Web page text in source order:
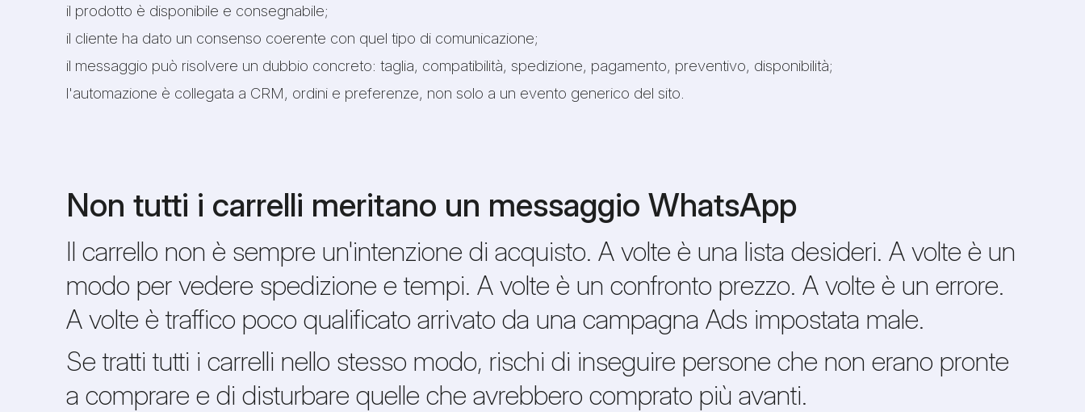
il prodotto è disponibile e consegnabile;
il cliente ha dato un consenso coerente con quel tipo di comunicazione;
il messaggio può risolvere un dubbio concreto: taglia, compatibilità, spedizione, pagamento, preventivo, disponibilità;
l'automazione è collegata a CRM, ordini e preferenze, non solo a un evento generico del sito.
Non tutti i carrelli meritano un messaggio WhatsApp
Il carrello non è sempre un'intenzione di acquisto. A volte è una lista desideri. A volte è un
modo per vedere spedizione e tempi. A volte è un confronto prezzo. A volte è un errore.
A volte è traffico poco qualificato arrivato da una campagna Ads impostata male.
Se tratti tutti i carrelli nello stesso modo, rischi di inseguire persone che non erano pronte
a comprare e di disturbare quelle che avrebbero comprato più avanti.